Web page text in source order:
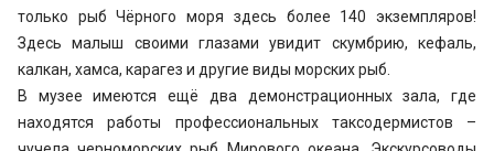
только рыб Чёрного моря здесь более 140 экземпляров!
Здесь малыш своими глазами увидит скумбрию, кефаль,
калкан, хамса, карагез и другие виды морских рыб.
В музее имеются ещё два демонстрационных зала, где
находятся работы профессиональных таксодермистов –